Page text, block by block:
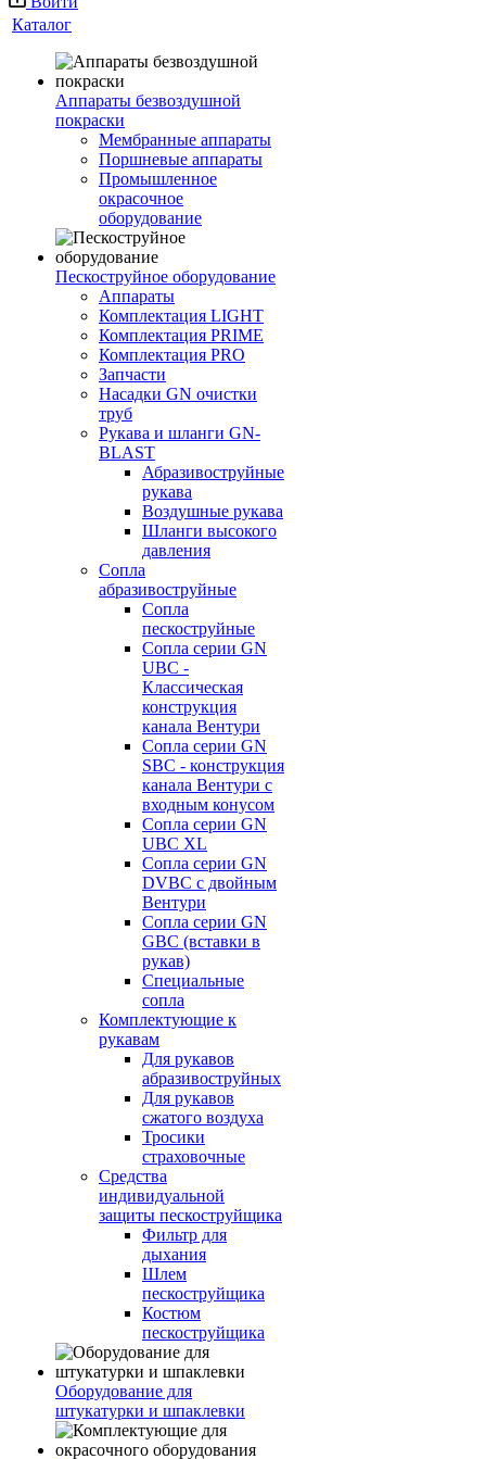
Каталог
Аппараты безвоздушной
покраски
Мембранные аппараты
Поршневые аппараты
Промышленное
окрасочное
оборудование
Пескоструйное оборудование
Аппараты
Комплектация LIGHT
Комплектация PRIME
Комплектация PRO
Запчасти
Насадки GN очистки
труб
Рукава и шланги GN-
BLAST
Абразивоструйные
рукава
Воздушные рукава
Шланги высокого
давления
Сопла
абразивоструйные
Сопла
пескоструйные
Сопла серии GN
UBC -
Классическая
конструкция
канала Вентури
Сопла серии GN
SBC - конструкция
канала Вентури c
входным конусом
Сопла серии GN
UBC XL
Сопла серии GN
DVBC с двойным
Вентури
Сопла серии GN
GBC (вставки в
рукав)
Специальные
сопла
Комплектующие к
рукавам
Для рукавов
абразивоструйных
Для рукавов
сжатого воздуха
Тросики
страховочные
Средства
индивидуальной
защиты пескоструйщика
Фильтр для
дыхания
Шлем
пескоструйщика
Костюм
пескоструйщика
Оборудование для
штукатурки и шпаклевки